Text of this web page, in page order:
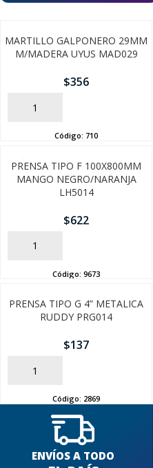
MARTILLO GALPONERO 29MM
M/MADERA UYUS MAD029
$356
AÑADIR
Código: 710
PRENSA TIPO F 100X800MM
MANGO NEGRO/NARANJA
LH5014
$622
AÑADIR
Código: 9673
PRENSA TIPO G 4” METALICA
RUDDY PRG014
$137
AÑADIR
Código: 2869
ENVÍOS A TODO
FINALIZÁ